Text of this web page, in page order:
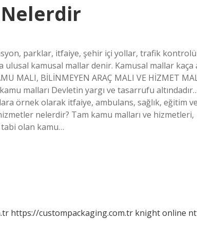
parklar, itfaiye, şehir içi yollar, trafik
ulusal kamusal mallar denir. Kamusal mallar kaça
MALI, BİLİNMEYEN ARAÇ MALI VE HİZMET
malları Devletin yargı ve tasarrufu
örnek olarak itfaiye, ambulans, sağlık, eğitim ve
nelerdir? Tam kamu malları ve hizmetleri,
olan kamu…
https://custompackaging.com.tr knight online